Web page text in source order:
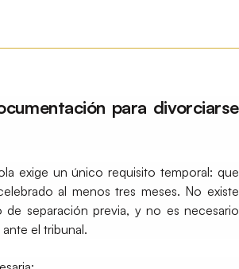
para divorciarse
exige un único requisito temporal: que
al menos tres meses. No existe
de separación previa, y no es necesario
el tribunal.